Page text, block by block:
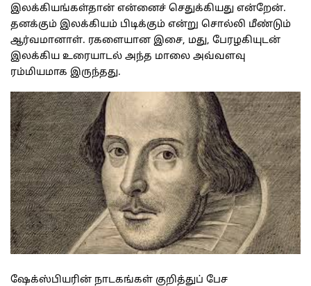
இலக்கியங்கள்தான் என்னைச் செதுக்கியது என்றேன்.
தனக்கும் இலக்கியம் பிடிக்கும் என்று சொல்லி மீண்டும்
ஆர்வமானாள். ரகளையான இசை, மது, பேரழகியுடன்
இலக்கிய உரையாடல் அந்த மாலை அவ்வளவு
ரம்மியமாக இருந்தது.
ஷேக்ஸ்பியரின் நாடகங்கள் குறித்துப் பேச